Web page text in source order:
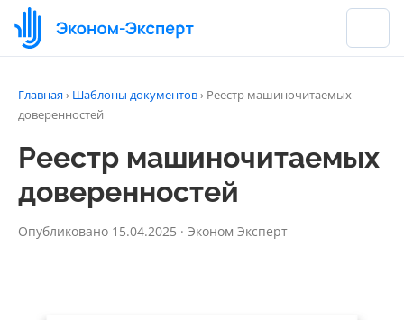
Главная› Шаблоны документов› Реестр машиночитаемых
доверенностей
Реестр машиночитаемых
доверенностей
Опубликовано 15.04.2025 · Эконом Эксперт